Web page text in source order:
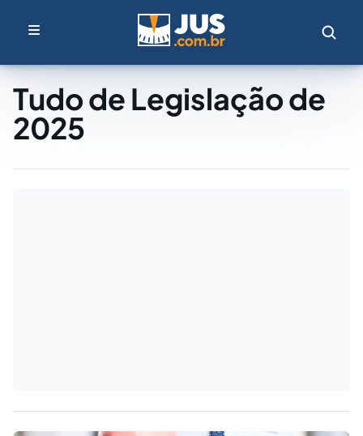
Tudo de Legislação de
2025